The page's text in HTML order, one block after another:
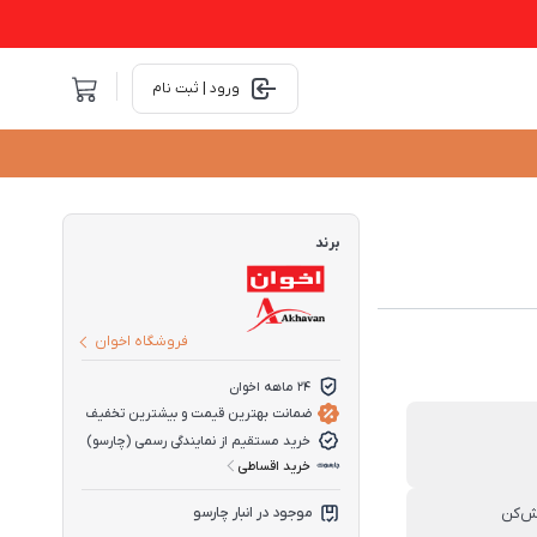
ورود | ثبت نام
برند
فروشگاه اخوان
۲۴ ماهه اخوان
ضمانت بهترین قیمت و بیشترین تخفیف
خرید مستقیم از نمایندگی رسمی (چارسو)
خرید اقساطی
موجود در انبار چارسو